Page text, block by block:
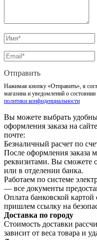
Отправить
Нажимая кнопку «Отправить», я
магазина и уведомлений о
политики конфиденциальности
Вы можете выбрать
оформления заказа на
почте:
Безналичный расчет по
После оформления заказа
реквизитами. Вы сможете
или в отделении банка.
Работаем по системе
— все документы
Оплата банковской
пришлем ссылку на
Доставка по городу
Стоимость доставки
зависит от веса товара и